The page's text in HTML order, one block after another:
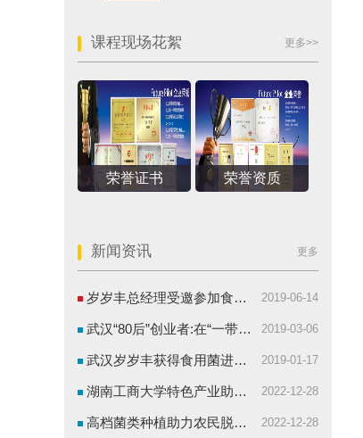
课程现场花絮 更多>>
荣誉证书 荣誉资质
新闻资讯 更多
2019-06-14
岁岁丰总经理受邀参加食用菌体系武汉研讨会并发言
2019-03-06
武汉“80后”创业者:在“一带一路”播撒食用菌种
2019-01-17
武汉岁岁丰获得食用菌进出口权
2022-12-28
湖南工商大学特色产业助农，大山里长出了羊肚菌
2022-12-28
高档菌类种植助力农民脱贫致富